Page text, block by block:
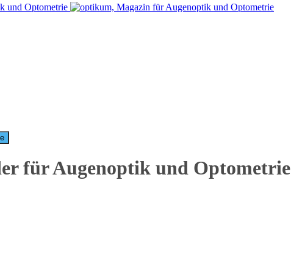
für Augenoptik und Optometrie